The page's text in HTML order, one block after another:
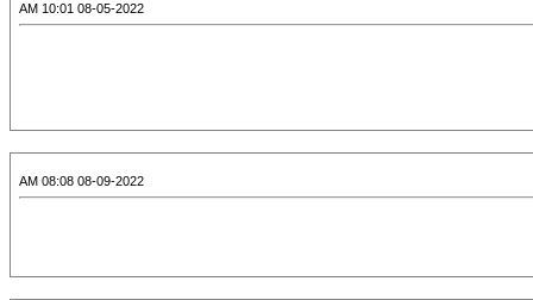
08-05-2022 10:01 AM
08-09-2022 08:08 AM